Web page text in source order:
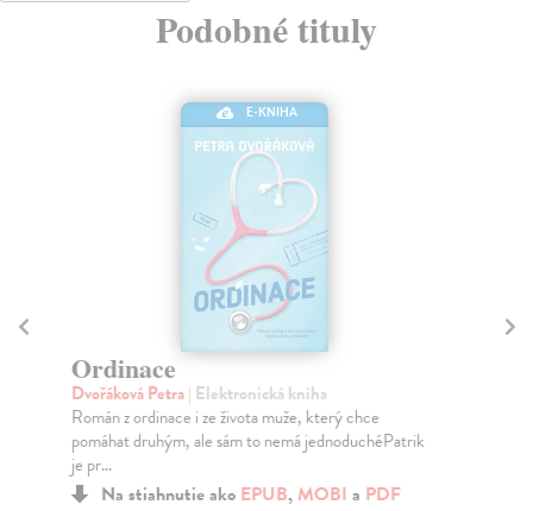
Podobné tituly
E-KNIHA
Ordinace
Dvořáková Petra| Elektronická kniha
Román z ordinace i ze života muže, který chce
pomáhat druhým, ale sám to nemá jednoduchéPatrik
je pr...
Na stiahnutie ako EPUB,MOBI a PDF